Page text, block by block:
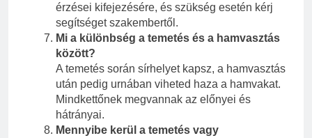
érzései kifejezésére, és szükség esetén kérj
segítséget szakembertől.
Mi a különbség a temetés és a hamvasztás
között?
A temetés során sírhelyet kapsz, a hamvasztás
után pedig urnában viheted haza a hamvakat.
Mindkettőnek megvannak az előnyei és
hátrányai.
Mennyibe kerül a temetés vagy